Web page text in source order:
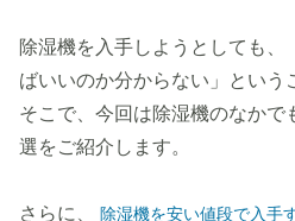
除湿機を入手しようとしても
ばいいのか分からない」という
そこで、今回は除湿機のなかで
選をご紹介します。
さらに、 除湿機を安い値段で入手